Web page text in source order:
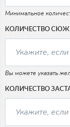
Минимальное
КОЛИЧЕСТВО
Вы можете указать
КОЛИЧЕСТВО